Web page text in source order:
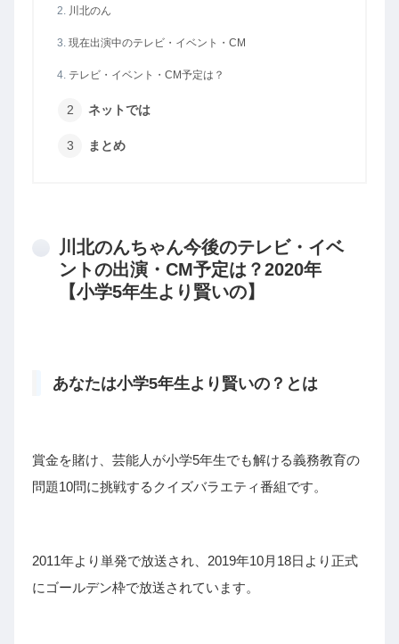
川北のん
現在出演中のテレビ・イベント・CM
テレビ・イベント・CM予定は？
ネットでは
まとめ
川北のんちゃん今後のテレビ・イベ
ントの出演・CM予定は？2020年
【小学5年生より賢いの】
あなたは小学5年生より賢いの？とは
賞金を賭け、芸能人が小学5年生でも解ける義務教育の
問題10問に挑戦する クイズバラエティ番組です。
2011年より単発で放送され、2019年10月18日より正式
にゴールデン枠で放送されています。